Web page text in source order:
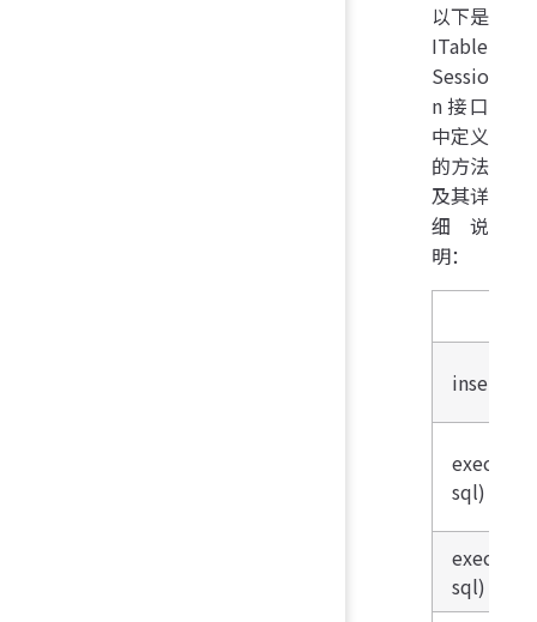
以下是
ITable
Sessio
n接口
中定义
的方法
及其详
细说
明：
sql)
sql)